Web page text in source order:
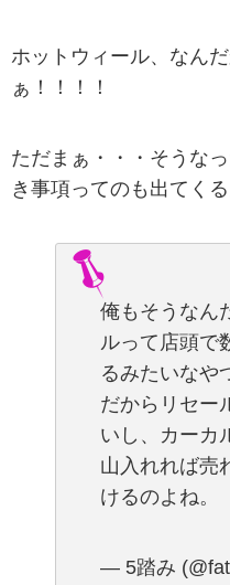
ホットウィール、なん
ぁ！！！！
ただまぁ・・・そうな
き事項ってのも出てくる
俺もそうなん
ルって店頭で
るみたいなや
だからリセー
いし、カーカ
山入れれば売
けるのよね。
— 5踏み